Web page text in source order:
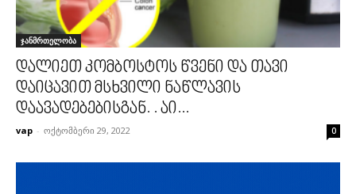
ჯანმრთელობა
დალიეთ კომბოსტოს წვენი და თავი
დაიცავით მსხვილი ნაწლავის
დაავადებებისგან. . აი...
vap - ოქტომბერი 29, 2022 0